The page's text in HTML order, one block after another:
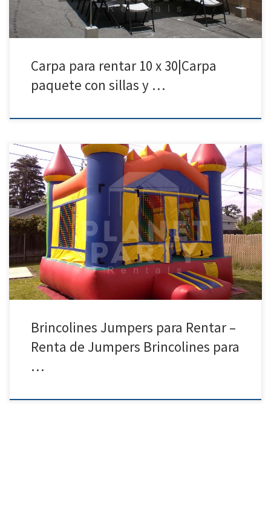
Carpa para rentar 10 x 30|Carpa
paquete con sillas y …
Jumpers/Brincolin para Renta Precio de Renta 1 Jumper $150.00
Jumpers / Brincolines | San Fernando Valley | Van Nuys | Panorama
City Jumpers para Rentar | San Fernando Valley | Santa Clarita |
Calabasas
Brincolines Jumpers para Rentar –
Renta de Jumpers Brincolines para
…